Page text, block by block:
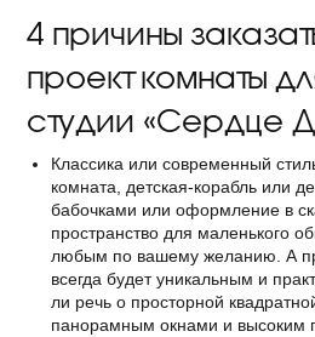
4 причины
проект комнаты
студии «Сердце
Классика или современный
комната, детская-корабль или
бабочками или оформление в
пространство для маленького
любым по вашему желанию. А
всегда будет уникальным и
ли речь о просторной
панорамным окнами и высоким